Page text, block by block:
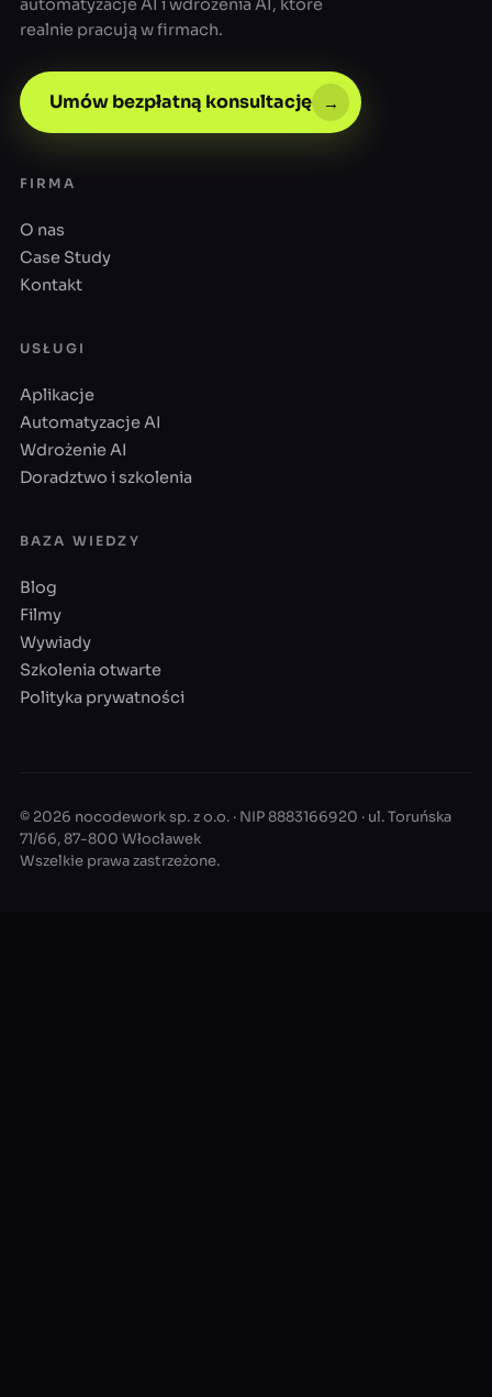
automatyzacje AI i wdrożenia AI, które
realnie pracują w firmach.
Umów bezpłatną konsultację →
FIRMA
O nas
Case Study
Kontakt
USŁUGI
Aplikacje
Automatyzacje AI
Wdrożenie AI
Doradztwo i szkolenia
BAZA WIEDZY
Blog
Filmy
Wywiady
Szkolenia otwarte
Polityka prywatności
© 2026 nocodework sp. z o.o. · NIP 8883166920 · ul. Toruńska
71/66, 87-800 Włocławek
Wszelkie prawa zastrzeżone.